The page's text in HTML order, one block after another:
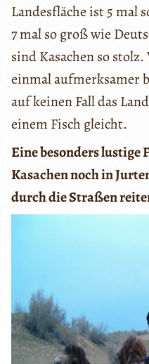
Landesfläche ist 5 mal
7 mal so groß wie
sind Kasachen so
einmal aufmerksamer
auf keinen Fall das
einem Fisch gleicht.
Eine besonders lustige
Kasachen noch in
durch die Straßen